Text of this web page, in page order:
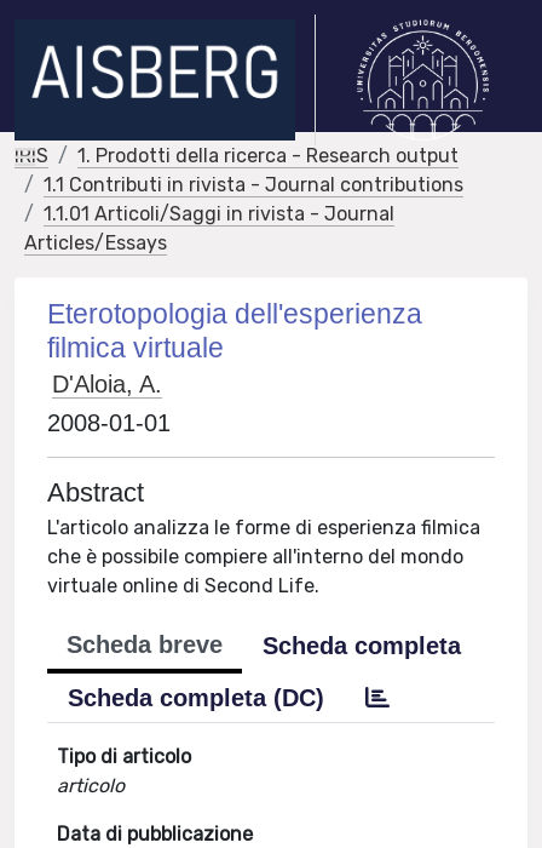
IRIS
1. Prodotti della ricerca - Research output
1.1 Contributi in rivista - Journal contributions
1.1.01 Articoli/Saggi in rivista - Journal
Articles/Essays
Eterotopologia dell'esperienza
filmica virtuale
D'Aloia, A.
2008-01-01
Abstract
L'articolo analizza le forme di esperienza filmica
che è possibile compiere all'interno del mondo
virtuale online di Second Life.
Scheda breve
Scheda completa
Scheda completa (DC)
Tipo di articolo
articolo
Data di pubblicazione